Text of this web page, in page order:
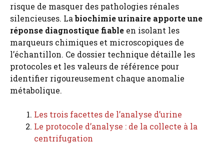
risque de masquer des pathologies rénales
silencieuses. Labiochimie urinaire apporte une
réponse diagnostique fiable en isolant les
marqueurs chimiques et microscopiques de
l’échantillon. Ce dossier technique détaille les
protocoles et les valeurs de référence pour
identifier rigoureusement chaque anomalie
métabolique.
Les trois facettes de l’analyse d’urine
Le protocole d’analyse : de la collecte à la
centrifugation